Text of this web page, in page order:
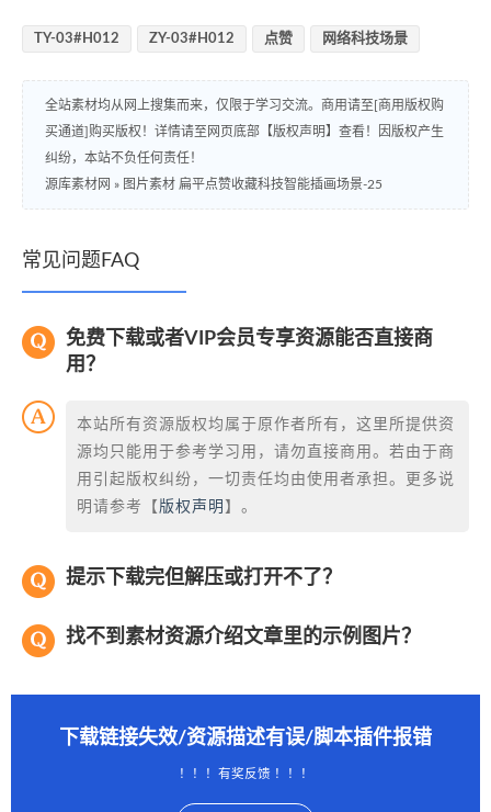
TY-03#H012 ZY-03#H012 点赞 网络科技场景
全站素材均从网上搜集而来，仅限于学习交流。商用请至[商用版权购
买通道]购买版权！详情请至网页底部【版权声明】查看！因版权产生
纠纷，本站不负任何责任！
源库素材网 » 图片素材 扁平点赞收藏科技智能插画场景-25
常见问题FAQ
免费下载或者VIP会员专享资源能否直接商
用？
本站所有资源版权均属于原作者所有，这里所提供资
源均只能用于参考学习用，请勿直接商用。若由于商
用引起版权纠纷，一切责任均由使用者承担。更多说
明请参考【 版权声明 】。
提示下载完但解压或打开不了？
找不到素材资源介绍文章里的示例图片？
下载链接失效/资源描述有误/脚本插件报错
！！！有奖反馈 ！！！